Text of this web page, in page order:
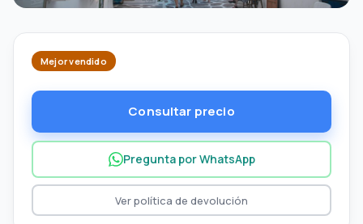
Mejor vendido
Consultar precio
Pregunta por WhatsApp
Ver política de devolución